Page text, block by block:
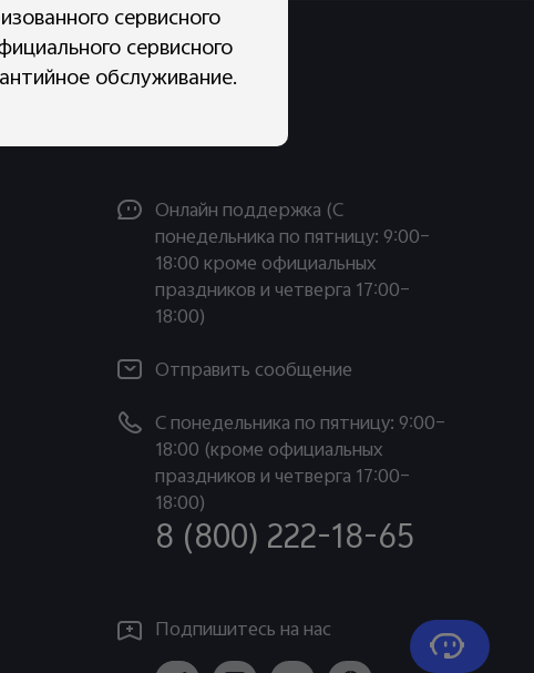
Oнлайн поддержка (С
понедельника по пятницу: 9:00–
18:00 кроме официальных
праздников и четверга 17:00–
18:00)
Отправить сообщение
С понедельника по пятницу: 9:00–
18:00 (кроме официальных
праздников и четверга 17:00–
18:00)
8 (800) 222-18-65
Подпишитесь на нас
сервисного
сервисного
обслуживание.